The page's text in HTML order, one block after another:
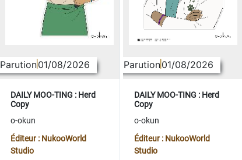
Parution01/08/2026
DAILY MOO-TING : Herd
Copy
o-okun
Éditeur : NukooWorld
Studio
Parution01/08/2026
DAILY MOO-TING : Herd
Copy
o-okun
Éditeur : NukooWorld
Studio